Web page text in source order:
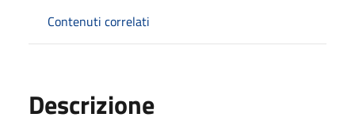
Contenuti correlati
Descrizione